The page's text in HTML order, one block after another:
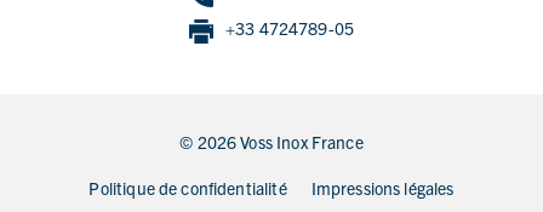
+33 4724789-05
© 2026 Voss Inox France
Politique de confidentialité
Impressions légales